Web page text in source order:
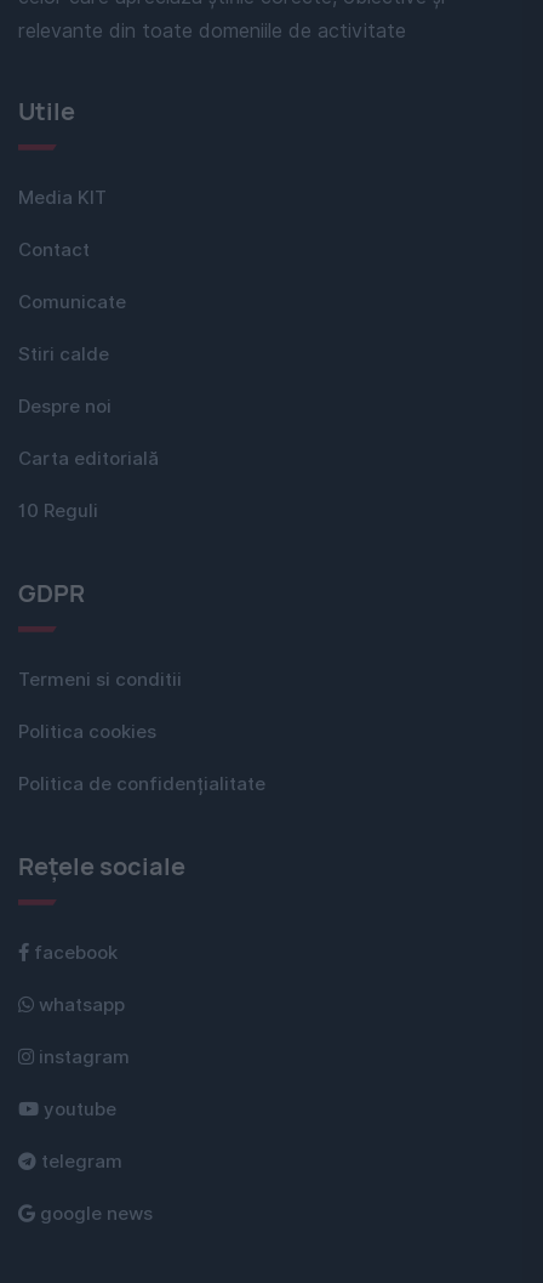
relevante din toate domeniile de activitate
Utile
Media KIT
Contact
Comunicate
Stiri calde
Despre noi
Carta editorială
10 Reguli
GDPR
Termeni si conditii
Politica cookies
Politica de confidențialitate
Rețele sociale
facebook
whatsapp
instagram
youtube
telegram
google news